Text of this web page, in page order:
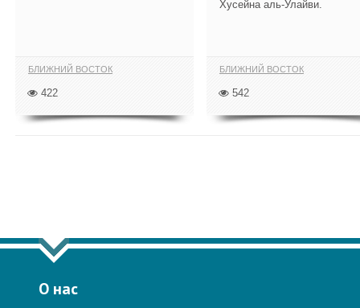
БЛИЖНИЙ ВОСТОК
422
Хусейна аль-Улайви.
БЛИЖНИЙ ВОСТОК
542
О нас